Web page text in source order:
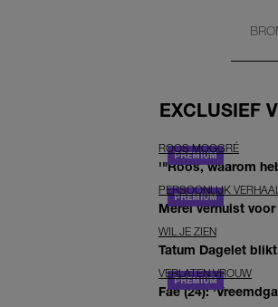
EXCLUSIEF
ROOS MOGGRÉ
'"Roos, waarom
PERSOONLIJK
Merel verhuist
WIL JE ZIEN
Tatum Dagelet
VERLATEN VROUW
Fae (24):